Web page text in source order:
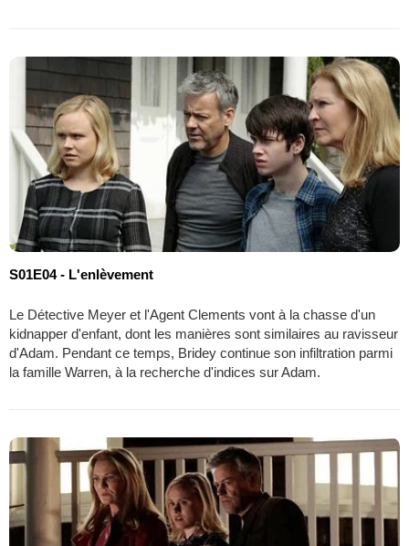
S01E04 - L'enlèvement
Le Détective Meyer et l'Agent Clements vont à la chasse d'un
kidnapper d'enfant, dont les manières sont similaires au ravisseur
d'Adam. Pendant ce temps, Bridey continue son infiltration parmi
la famille Warren, à la recherche d'indices sur Adam.